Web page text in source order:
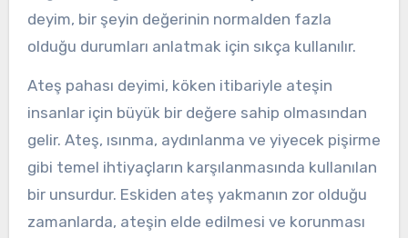
deyim, bir şeyin değerinin normalden fazla
olduğu durumları anlatmak için sıkça kullanılır.
Ateş pahası deyimi, köken itibariyle ateşin
insanlar için büyük bir değere sahip olmasından
gelir. Ateş, ısınma, aydınlanma ve yiyecek pişirme
gibi temel ihtiyaçların karşılanmasında kullanılan
bir unsurdur. Eskiden ateş yakmanın zor olduğu
zamanlarda, ateşin elde edilmesi ve korunması